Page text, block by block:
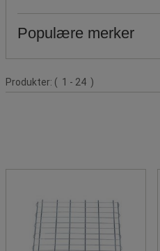
Populære merker
Produktliste
Produkter: ( 1 - 24 )